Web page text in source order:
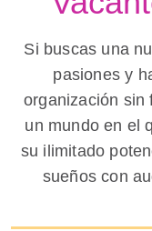
Si buscas una
pasiones y
organización sin
un mundo en el
su ilimitado
sueños con